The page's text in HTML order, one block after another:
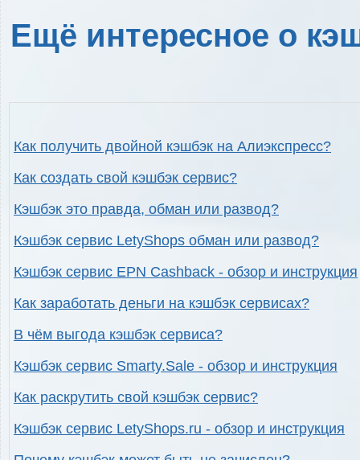
Ещё интересное о
Как получить двойной кэшбэк на Алиэкспресс?
Как создать свой кэшбэк сервис?
Кэшбэк это правда, обман или развод?
Кэшбэк сервис LetyShops обман или развод?
Кэшбэк сервис EPN Cashback - обзор и инструкция
Как заработать деньги на кэшбэк сервисах?
В чём выгода кэшбэк сервиса?
Кэшбэк сервис Smarty.Sale - обзор и инструкция
Как раскрутить свой кэшбэк сервис?
Кэшбэк сервис LetyShops.ru - обзор и инструкция